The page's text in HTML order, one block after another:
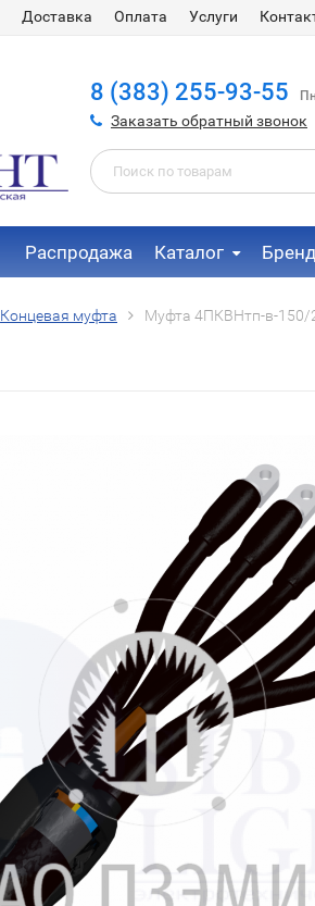
Доставка Оплата Услуги
8 (383) 255-93-55
Заказать обратный звонок
Распродажа Каталог
Концевая муфта Муфта 4ПКВНтп-в-150/